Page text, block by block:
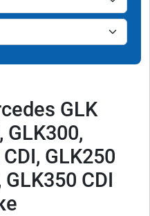
GLK
GLK300,
GLK250
GLK350 CDI